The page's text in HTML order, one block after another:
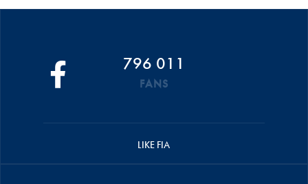
796 011
FANS
LIKE FIA